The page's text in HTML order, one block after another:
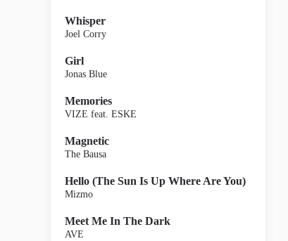
Whisper
Joel Corry
Girl
Jonas Blue
Memories
VIZE feat. ESKE
Magnetic
The Bausa
Hello (The Sun Is Up Where Are You)
Mizmo
Meet Me In The Dark
AVE